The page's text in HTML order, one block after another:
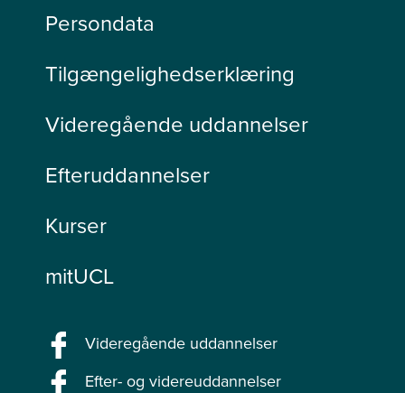
Persondata
Tilgængelighedserklæring
Videregående uddannelser
Efteruddannelser
Kurser
mitUCL
Videregående uddannelser
Efter- og videreuddannelser